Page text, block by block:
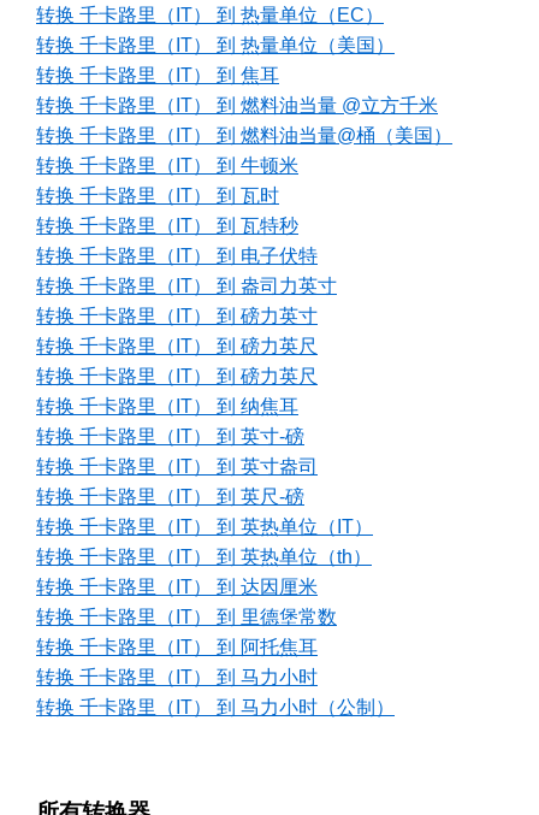
转换 千卡路里（IT） 到 热量单位（EC）
转换 千卡路里（IT） 到 热量单位（美国）
转换 千卡路里（IT） 到 焦耳
转换 千卡路里（IT） 到 燃料油当量 @立方千米
转换 千卡路里（IT） 到 燃料油当量@桶（美国）
转换 千卡路里（IT） 到 牛顿米
转换 千卡路里（IT） 到 瓦时
转换 千卡路里（IT） 到 瓦特秒
转换 千卡路里（IT） 到 电子伏特
转换 千卡路里（IT） 到 盎司力英寸
转换 千卡路里（IT） 到 磅力英寸
转换 千卡路里（IT） 到 磅力英尺
转换 千卡路里（IT） 到 磅力英尺
转换 千卡路里（IT） 到 纳焦耳
转换 千卡路里（IT） 到 英寸-磅
转换 千卡路里（IT） 到 英寸盎司
转换 千卡路里（IT） 到 英尺-磅
转换 千卡路里（IT） 到 英热单位（IT）
转换 千卡路里（IT） 到 英热单位（th）
转换 千卡路里（IT） 到 达因厘米
转换 千卡路里（IT） 到 里德堡常数
转换 千卡路里（IT） 到 阿托焦耳
转换 千卡路里（IT） 到 马力小时
转换 千卡路里（IT） 到 马力小时（公制）